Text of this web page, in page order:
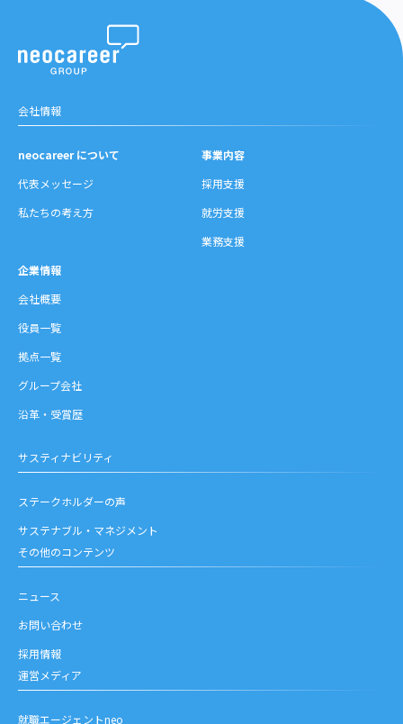
会社情報
neocareer について
代表メッセージ
私たちの考え方
事業内容
採用支援
就労支援
業務支援
企業情報
会社概要
役員一覧
拠点一覧
グループ会社
沿革・受賞歴
サスティナビリティ
ステークホルダーの声
サステナブル・マネジメント
その他のコンテンツ
ニュース
お問い合わせ
採用情報
運営メディア
就職エージェントneo